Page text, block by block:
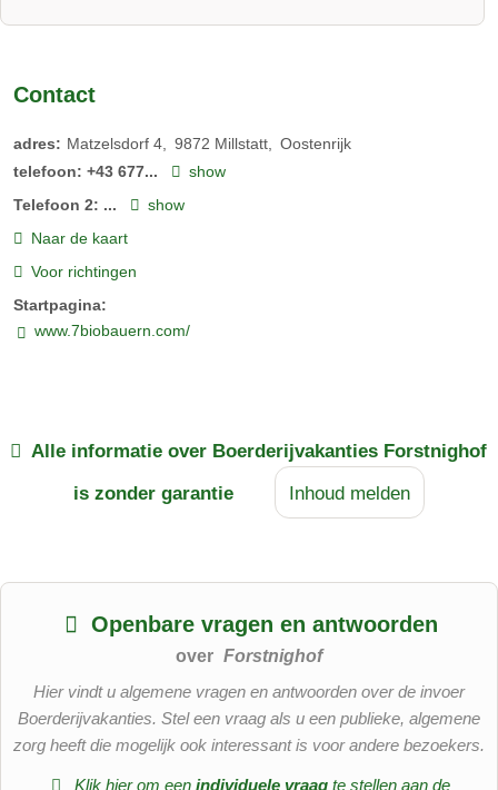
Onze konijntjes
Ons konijnenhok staat voor de stalingang. Daar zijn twee
jonge konijntjes aan het rondscharrelen en zijn blij met een
harte welkom om het konijnenhok schoon te maken!
gastheer:
Contact
adres: Matzelsdorf 4 9872 Millstatt
Oostenrijk
telefoon: +43 677...
show
Telefoon 2: ...
show
Naar de kaart
Voor richtingen
Startpagina:
www.7biobauern.com/
Alle informatie over Boerderijvakanties Forstnighof
is zonder garantie
Inhoud melden
Openbare vragen en antwoorden
over Forstnighof
Hier vindt u algemene vragen en antwoorden over de invoer
Boerderijvakanties. Stel een vraag als u een publieke, algemene
zorg heeft die mogelijk ook interessant is voor andere bezoekers.
Klik hier om een ​​individuele vraagte stellen aan de